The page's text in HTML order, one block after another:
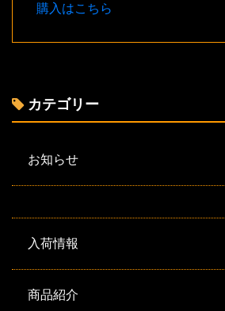
購入はこちら
カテゴリー
お知らせ
入荷情報
商品紹介